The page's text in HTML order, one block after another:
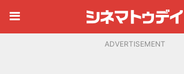
ADVERTISEMENT